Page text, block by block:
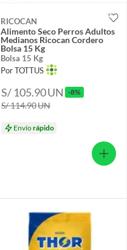
RICOCAN
Alimento Seco Perros Adultos
Medianos Ricocan Cordero
Bolsa 15 Kg
Bolsa 15 Kg
Por TOTTUS
S/ 105.90UN -8%
S/ 114.90UN
Envíorápido